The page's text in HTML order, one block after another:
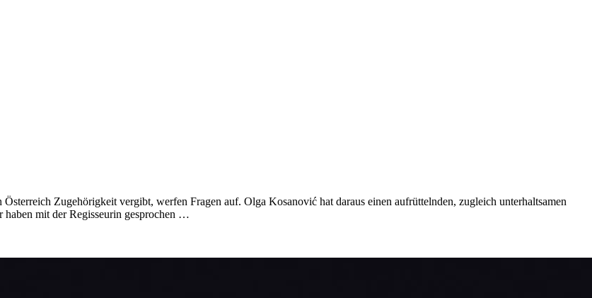
Zugehörigkeit vergibt, werfen Fragen auf. Olga Kosanović hat daraus einen aufrüttelnden, zugleich unterhaltsamen
mit der Regisseurin gesprochen …